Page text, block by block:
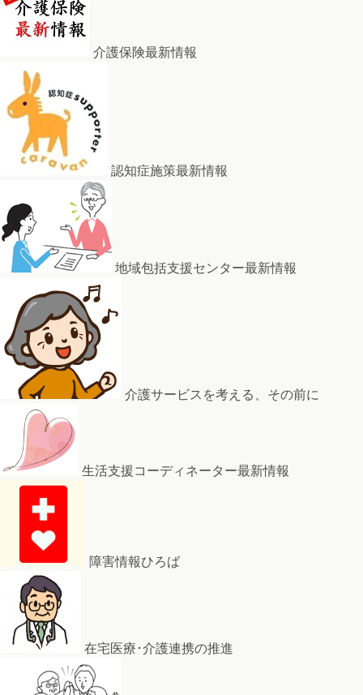
介護保険最新情報
認知症施策最新情報
地域包括支援センター最新情報
介護サービスを考える、その前に
生活支援コーディネーター最新情報
障害情報ひろば
在宅医療･介護連携の推進